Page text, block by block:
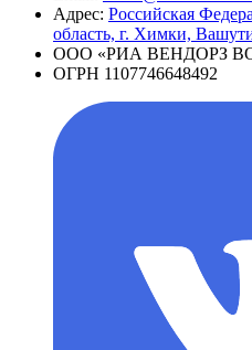
Адрес: Российская
область, г. Химки,
ООО «РИА ВЕНДОРЗ
ОГРН 1107746648492